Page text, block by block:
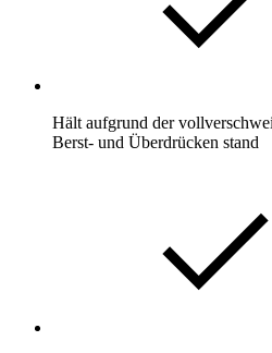
Hält aufgrund der
Berst- und Überdrücken stand